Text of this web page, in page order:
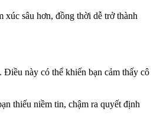
sâu hơn, đồng thời dễ trở thành
này có thể khiến bạn cảm thấy cô
thiếu niềm tin, chậm ra quyết định